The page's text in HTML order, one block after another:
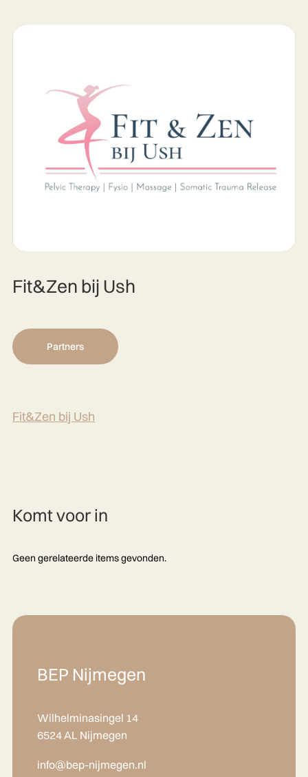
Fit&Zen bij Ush
Partners
Fit&Zen bij Ush
Komt voor in
Geen gerelateerde items gevonden.
BEP Nijmegen
Wilhelminasingel 14
6524 AL Nijmegen
info@bep-nijmegen.nl